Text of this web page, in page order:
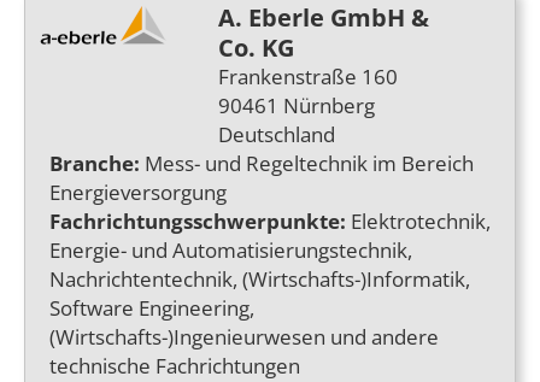
A. Eberle GmbH &
Co. KG
Frankenstraße 160
90461 Nürnberg
Deutschland
Branche: Mess- und Regeltechnik im Bereich
Energieversorgung
Fachrichtungsschwerpunkte: Elektrotechnik,
Energie- und Automatisierungstechnik,
Nachrichtentechnik, (Wirtschafts-)Informatik,
Software Engineering,
(Wirtschafts-)Ingenieurwesen und andere
technische Fachrichtungen